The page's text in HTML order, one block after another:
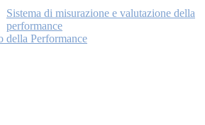
Sistema di misurazione e valutazione della
performance
della Performance